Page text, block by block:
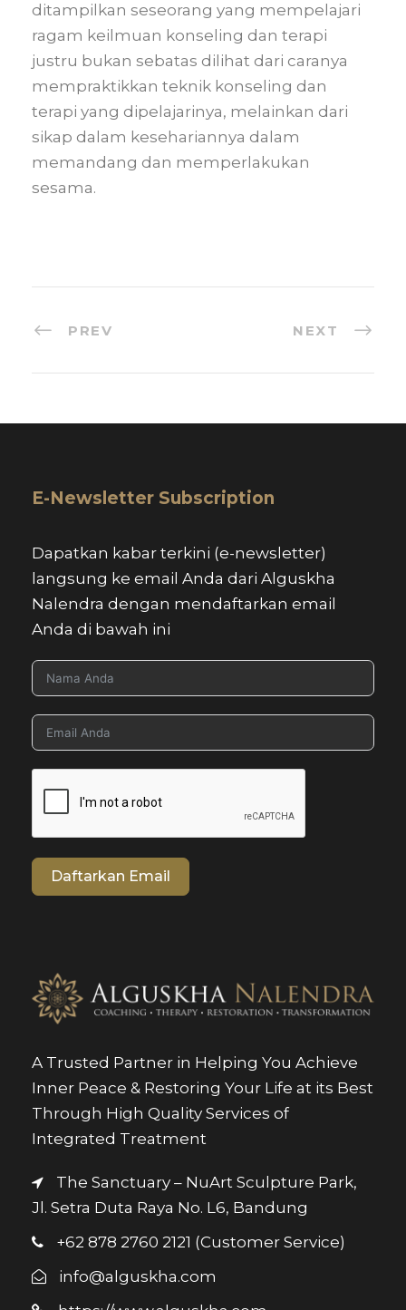
ditampilkan seseorang yang mempelajari
ragam keilmuan konseling dan terapi
justru bukan sebatas dilihat dari caranya
mempraktikkan teknik konseling dan
terapi yang dipelajarinya, melainkan dari
sikap dalam kesehariannya dalam
memandang dan memperlakukan
sesama.
PREV NEXT
E-Newsletter Subscription
Dapatkan kabar terkini (e-newsletter)
langsung ke email Anda dari Alguskha
Nalendra dengan mendaftarkan email
Anda di bawah ini
Daftarkan Email
A Trusted Partner in Helping You Achieve
Inner Peace & Restoring Your Life at its Best
Through High Quality Services of
Integrated Treatment
The Sanctuary – NuArt Sculpture Park,
Jl. Setra Duta Raya No. L6, Bandung
+62 878 2760 2121 (Customer Service)
info@alguskha.com